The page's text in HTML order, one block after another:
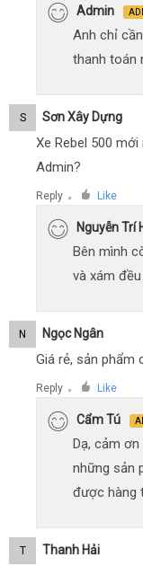
Admin
Anh chỉ
thanh toán
S Sơn Xây Dựng
Xe Rebel 500
Admin?
Reply ● Like
Nguyễn Trí
Bên mình
và xám
N Ngọc Ngân
Giá rẻ, sản phẩm
Reply ● Like
Cẩm Tú
Dạ, cảm
những sản
được hàng
T Thanh Hải